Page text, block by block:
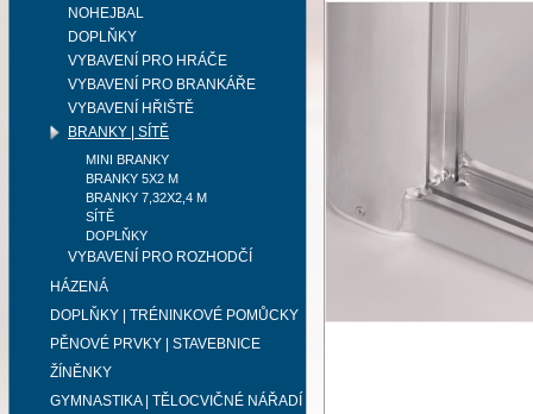
NOHEJBAL
DOPLŇKY
VYBAVENÍ PRO HRÁČE
VYBAVENÍ PRO BRANKÁŘE
VYBAVENÍ HŘIŠTĚ
BRANKY | SÍTĚ
MINI BRANKY
BRANKY 5X2 M
BRANKY 7,32X2,4 M
SÍTĚ
DOPLŇKY
VYBAVENÍ PRO ROZHODČÍ
HÁZENÁ
DOPLŇKY | TRÉNINKOVÉ POMŮCKY
PĚNOVÉ PRVKY | STAVEBNICE
ŽÍNĚNKY
GYMNASTIKA | TĚLOCVIČNÉ NÁŘADÍ